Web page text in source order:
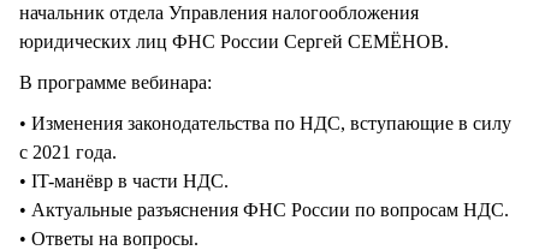
начальник отдела Управления налогообложения
юридических лиц ФНС России Сергей СЕМЁНОВ.
В программе вебинара:
• Изменения законодательства по НДС, вступающие в силу
с 2021 года.
• IT-манёвр в части НДС.
• Актуальные разъяснения ФНС России по вопросам НДС.
• Ответы на вопросы.